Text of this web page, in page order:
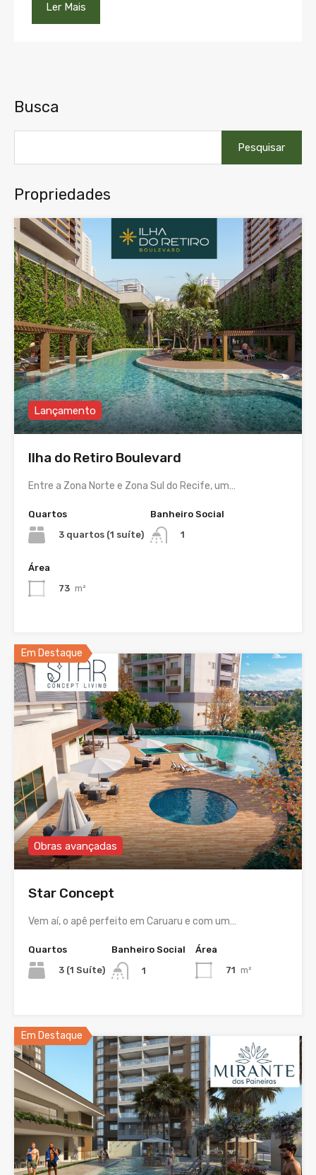
Ler Mais
Busca
por:
Propriedades
Lançamento
Ilha do Retiro Boulevard
Entre a Zona Norte e Zona Sul do Recife, um…
Quartos
3 quartos (1 suíte)
Banheiro Social
1
Área
73 m²
Em Destaque
Obras avançadas
Star Concept
Vem aí, o apê perfeito em Caruaru e com um…
Quartos
3 (1 Suíte)
Banheiro Social
1
Área
71 m²
Em Destaque